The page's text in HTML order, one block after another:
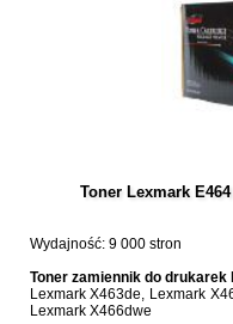
Toner Lexmark
Wydajność: 9 000 stron
Toner zamiennik do drukarek
Lexmark X463de, Lexmark
Lexmark X466dwe